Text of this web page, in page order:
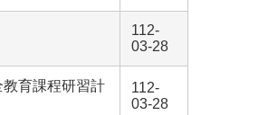
112-
03-28
育課程研習計
112-
03-28